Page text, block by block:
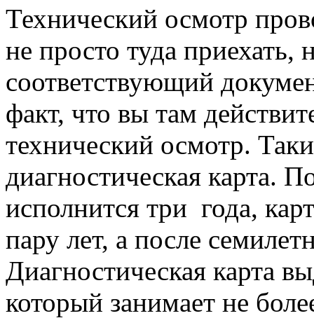
Технический осмотр
не просто туда приехать,
соответствующий
факт, что вы там
технический осмотр.
диагностическая карта.
исполнится три года,
пару лет, а после
Диагностическая карта
который занимает не